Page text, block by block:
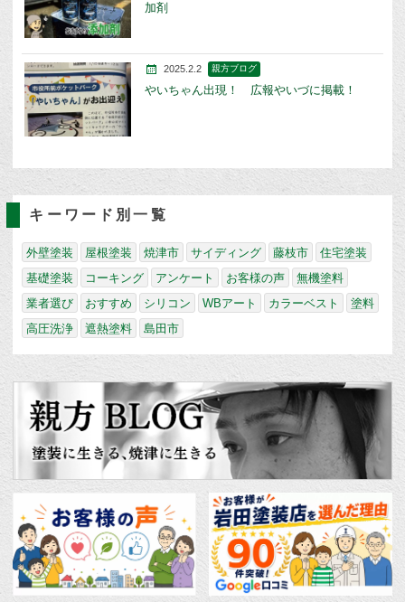
加剤
2025.2.2 親方ブログ
やいちゃん出現！ 広報やいづに掲載！
キーワード別一覧
外壁塗装 屋根塗装 焼津市 サイディング 藤枝市
住宅塗装
基礎塗装
コーキング アンケート お客様の声
無機塗料
業者選び
おすすめ シリコン WBアート カラーベスト
塗料
高圧洗浄
遮熱塗料 島田市